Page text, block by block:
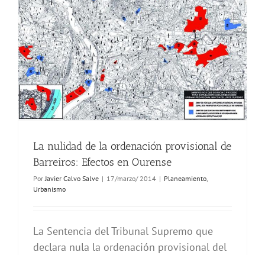
La nulidad de la ordenación provisional de
Barreiros: Efectos en Ourense
Por Javier Calvo Salve | 17/marzo/ 2014 | Planeamiento
Urbanismo
La Sentencia del Tribunal Supremo que
declara nula la ordenación provisional del